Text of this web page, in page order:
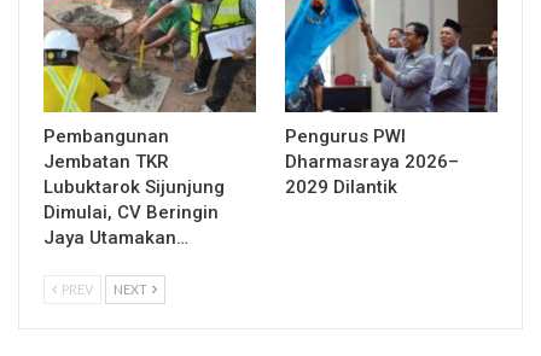
Pembangunan
Jembatan TKR
Lubuktarok Sijunjung
Dimulai, CV Beringin
Jaya Utamakan…
Pengurus PWI
Dharmasraya 2026–
2029 Dilantik
PREV NEXT